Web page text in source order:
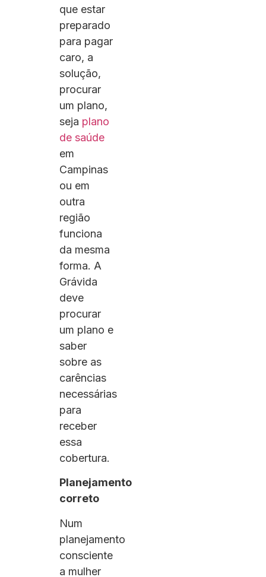
que estar
preparado
para pagar
caro, a
solução,
procurar
um plano,
seja plano
de saúde
em
Campinas
ou em
outra
região
funciona
da mesma
forma. A
Grávida
deve
procurar
um plano e
saber
sobre as
carências
necessárias
para
receber
essa
cobertura.
Planejamento
correto
Num
planejamento
consciente
a mulher